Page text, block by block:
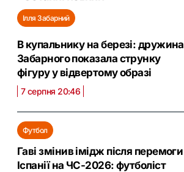
Ілля Забарний
В купальнику на березі: дружина
Забарного показала струнку
фігуру у відвертому образі
7 серпня 20:46
Футбол
Гаві змінив імідж після перемоги
Іспанії на ЧС-2026: футболіст